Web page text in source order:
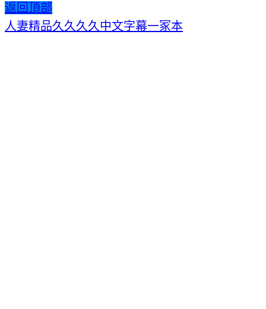
返回頂部
人妻精品久久久久中文字幕一冢本